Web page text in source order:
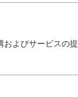
およびサービスの提